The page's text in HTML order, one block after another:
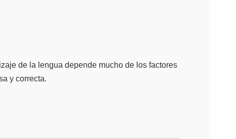
de la lengua depende mucho de los factores
y correcta.